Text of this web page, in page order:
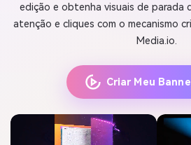
edição e obtenha visuais de parada
atenção e cliques com o mecanismo
Media.io.
Criar Meu